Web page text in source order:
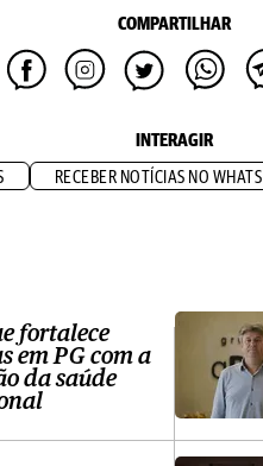
COMPARTILHAR
INTERAGIR
RECEBER NOTÍCIAS NO WHATS
fortalece
em PG com a
da saúde